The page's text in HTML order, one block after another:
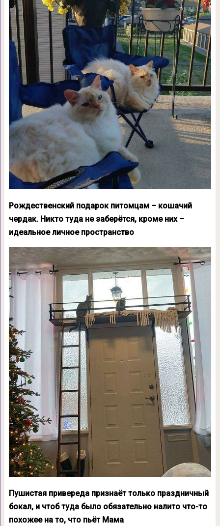
Рождественский подарок питомцам – кошачий
чердак. Никто туда не заберётся, кроме них –
идеальное личное пространство
Пушистая привереда признаёт только праздничный
бокал, и чтоб туда было обязательно налито что-то
похожее на то, что пьёт Мама